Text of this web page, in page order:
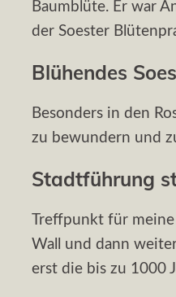
Baumblüte. Er war
der Soester
Blühendes
Besonders in den
zu bewundern und
Stadtführung
Treffpunkt für
Wall und dann
erst die bis zu 1000